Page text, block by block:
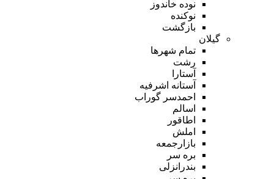
نوده خاندوز
نوکنده
بازگشت
گیلان
تمام شهر‌ها
رشت
آستارا
آستانه اشرفیه
احمدسر گوراب
اسالم
اطاقور
املش
بازارجمعه
بره سر
بندرانزلی